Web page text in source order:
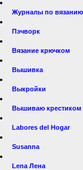
Журналы по вязанию
Пэчворк
Вязание крючком
Вышивка
Выкройки
Вышиваю крестиком
Labores del Hogar
Susanna
Lena Лена